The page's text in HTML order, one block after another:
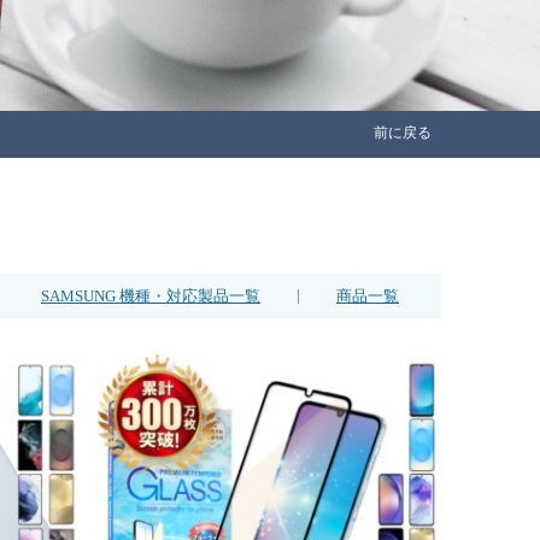
前に戻る
SAMSUNG 機種・対応製品一覧 | 商品一覧